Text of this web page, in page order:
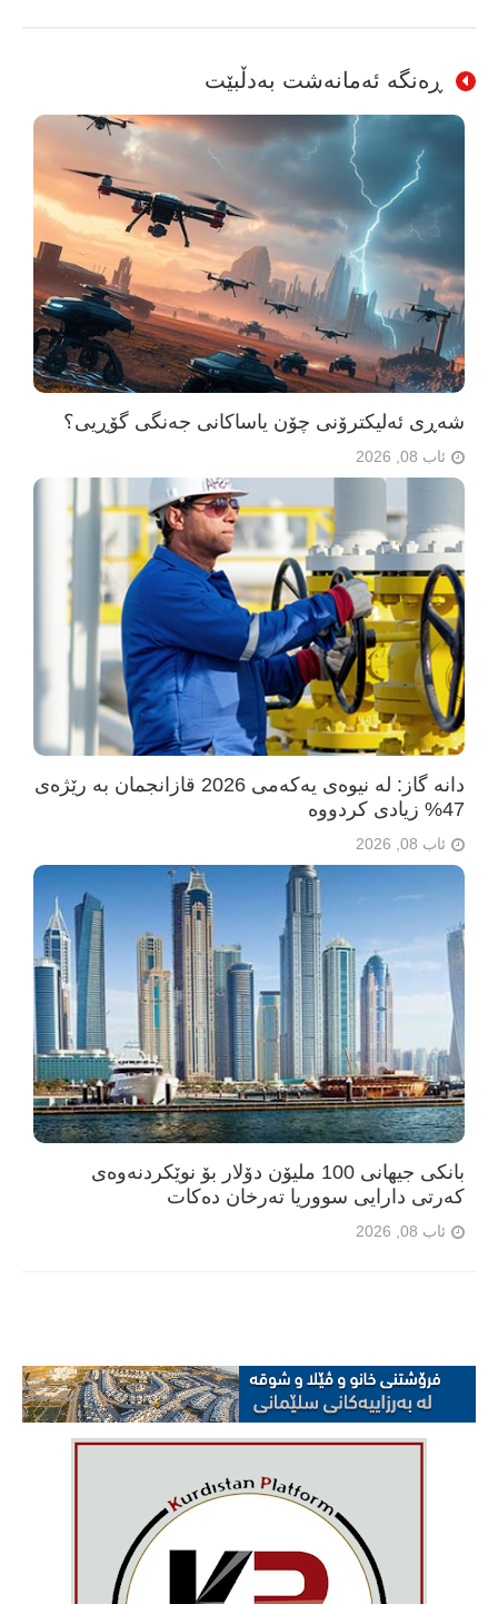
ڕەنگە ئەمانەشت بەدڵبێت
شەڕی ئەلیکترۆنی چۆن یاساکانی جەنگی گۆڕیی؟
ئاب 08, 2026
دانە گاز: لە نیوەی یەکەمی 2026 قازانجمان بە رێژەی
47% زیادی کردووە
ئاب 08, 2026
بانکی جیهانی 100 ملیۆن دۆلار بۆ نوێکردنەوەی
کەرتی دارایی سووریا تەرخان دەکات
ئاب 08, 2026